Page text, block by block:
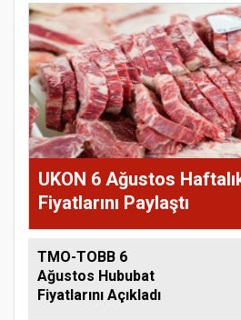
UKON 6 Ağustos
Fiyatlarını Paylaştı
TMO-TOBB 6
Ağustos Hububat
Fiyatlarını Açıkladı